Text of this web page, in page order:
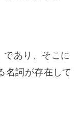
であり、そこに
名詞が存在して